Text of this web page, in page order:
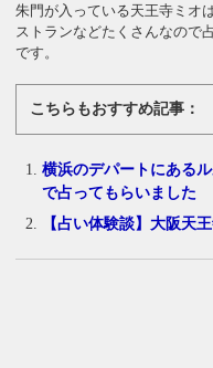
朱門が入っている天王寺ミオ
ストランなどたくさんなので
です。
こちらもおすすめ記事：
横浜のデパートにある
で占ってもらいました
【占い体験談】大阪天